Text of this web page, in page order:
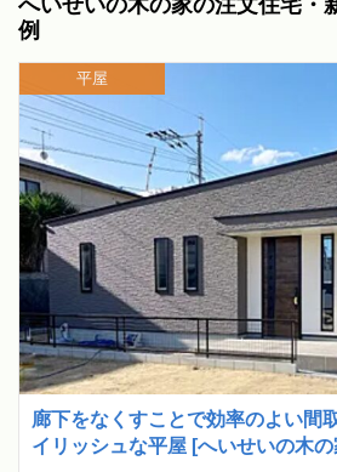
へいせいの木の家の注文住宅・
例
廊下をなくすことで効率のよい間
イリッシュな平屋 [へいせいの木の
平屋